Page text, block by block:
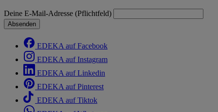
Deine E-Mail-Adresse (Pflichtfeld)
Absenden
EDEKA auf Facebook
EDEKA auf Instagram
EDEKA auf Linkedin
EDEKA auf Pinterest
EDEKA auf Tiktok